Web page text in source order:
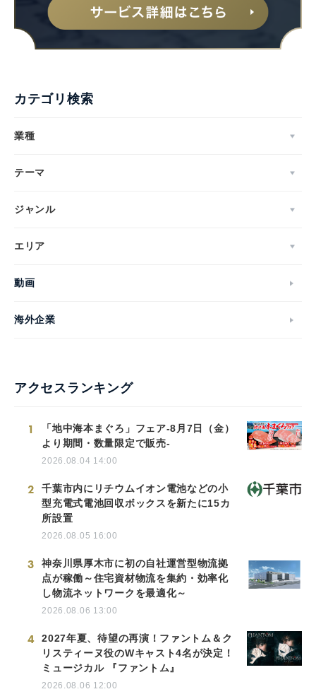
カテゴリ検索
業種
テーマ
ジャンル
エリア
動画
海外企業
アクセスランキング
1
「地中海本まぐろ」フェア-8月7日（金）
より期間・数量限定で販売-
2026.08.04 14:00
2
千葉市内にリチウムイオン電池などの小
型充電式電池回収ボックスを新たに15カ
所設置
2026.08.05 16:00
3
神奈川県厚木市に初の自社運営型物流拠
点が稼働～住宅資材物流を集約・効率化
し物流ネットワークを最適化～
2026.08.06 13:00
4
2027年夏、待望の再演！ファントム＆ク
リスティーヌ役のWキャスト4名が決定！
ミュージカル 『ファントム』
2026.08.06 12:00